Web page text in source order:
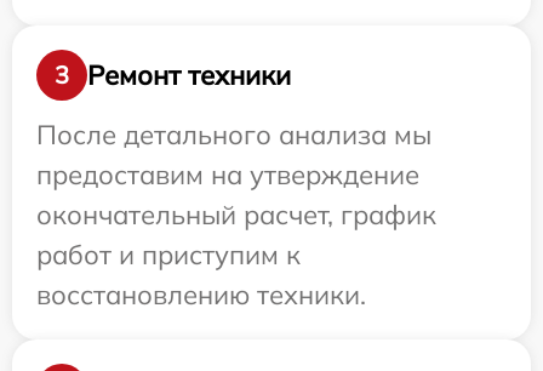
3
Ремонт техники
После детального анализа мы
предоставим на утверждение
окончательный расчет, график
работ и приступим к
восстановлению техники.